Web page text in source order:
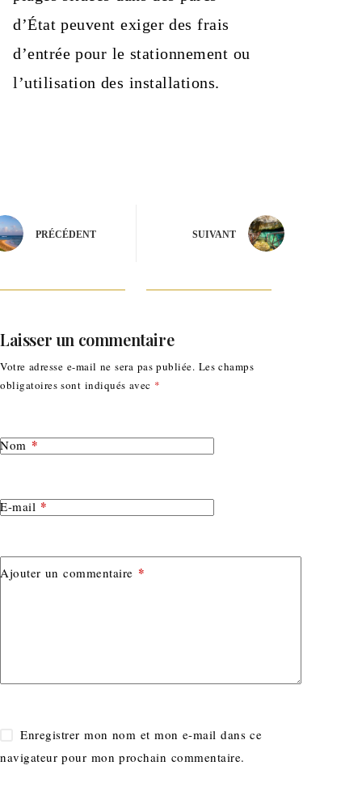
d’État peuvent exiger des frais
d’entrée pour le stationnement ou
l’utilisation des installations.
PRÉCÉDENT SUIVANT
Laisser un commentaire
Votre adresse e-mail ne sera pas publiée. Les champs
obligatoires sont indiqués avec *
Nom *
E-mail *
Ajouter un commentaire *
Enregistrer mon nom et mon e-mail dans ce
navigateur pour mon prochain commentaire.